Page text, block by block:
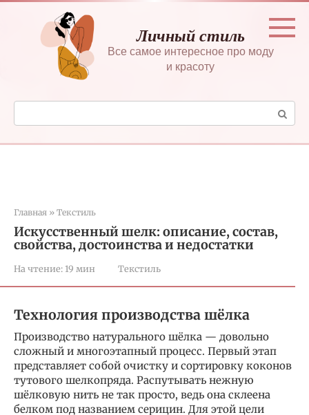
Перейти
контенту
Личный стиль
Все самое интересное про моду
и красоту
Поиск:
Главная » Текстиль
Искусственный шелк: описание, состав,
свойства, достоинства и недостатки
На чтение: 19 мин Текстиль
Технология производства шёлка
Производство натурального шёлка — довольно
сложный и многоэтапный процесс. Первый этап
представляет собой очистку и сортировку коконов
тутового шелкопряда. Распутывать нежную
шёлковую нить не так просто, ведь она склеена
белком под названием серицин. Для этой цели